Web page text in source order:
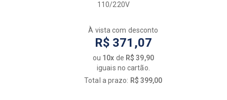
110/220V
À vista com desconto
R$ 371,07
ou 10x de R$ 39,90
iguais no cartão.
Total a prazo: R$ 399,00